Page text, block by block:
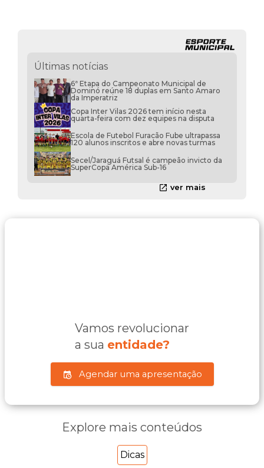
Últimas notícias
6ª Etapa do Campeonato Municipal de
Dominó reúne 18 duplas em Santo Amaro
da Imperatriz
Copa Inter Vilas 2026 tem início nesta
quarta-feira com dez equipes na disputa
Escola de Futebol Furacão Fube ultrapassa
120 alunos inscritos e abre novas turmas
Secel/Jaraguá Futsal é campeão invicto da
SuperCopa América Sub-16
ver mais
Vamos revolucionar
a sua entidade?
Agendar uma apresentação
Explore mais conteúdos
Dicas